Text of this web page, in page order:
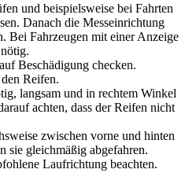
und beispielsweise bei Fahrten
Danach die Messeinrichtung
Bei Fahrzeugen mit einer Anzeige
Beschädigung checken.
Reifen.
langsam und in rechtem Winkel
achten, dass der Reifen nicht
zwischen vorne und hinten
sie gleichmäßig abgefahren.
Laufrichtung beachten.